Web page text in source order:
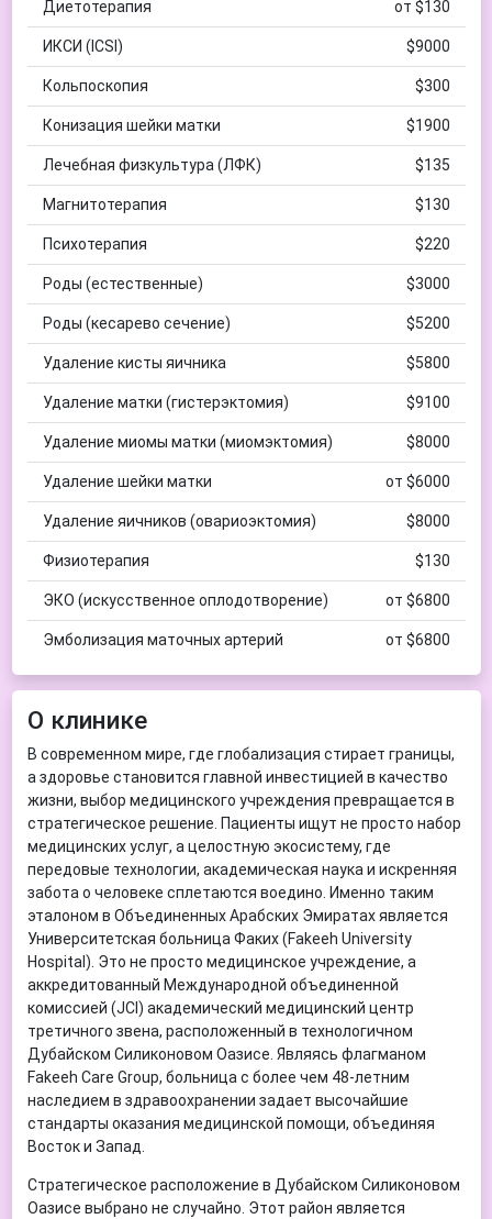
Диетотерапия от $130
ИКСИ (ICSI) $9000
Кольпоскопия $300
Конизация шейки матки $1900
Лечебная физкультура (ЛФК) $135
Магнитотерапия $130
Психотерапия $220
Роды (естественные) $3000
Роды (кесарево сечение) $5200
Удаление кисты яичника $5800
Удаление матки (гистерэктомия) $9100
Удаление миомы матки (миомэктомия) $8000
Удаление шейки матки от $6000
Удаление яичников (овариоэктомия) $8000
Физиотерапия $130
ЭКО (искусственное оплодотворение) от $6800
Эмболизация маточных артерий от $6800
О клинике
В современном мире, где глобализация стирает границы,
а здоровье становится главной инвестицией в качество
жизни, выбор медицинского учреждения превращается в
стратегическое решение. Пациенты ищут не просто набор
медицинских услуг, а целостную экосистему, где
передовые технологии, академическая наука и искренняя
забота о человеке сплетаются воедино. Именно таким
эталоном в Объединенных Арабских Эмиратах является
Университетская больница Факих (Fakeeh University
Hospital). Это не просто медицинское учреждение, а
аккредитованный Международной объединенной
комиссией (JCI) академический медицинский центр
третичного звена, расположенный в технологичном
Дубайском Силиконовом Оазисе. Являясь флагманом
Fakeeh Care Group, больница с более чем 48-летним
наследием в здравоохранении задает высочайшие
стандарты оказания медицинской помощи, объединяя
Восток и Запад.
Стратегическое расположение в Дубайском Силиконовом
Оазисе выбрано не случайно. Этот район является